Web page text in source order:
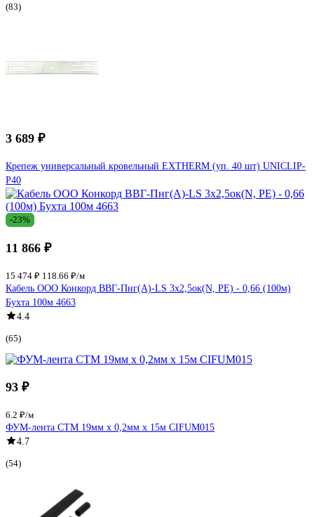
(83)
3 689 ₽
Крепеж универсальный кровельный EXTHERM (уп. 40 шт) UNICLIP-
P40
-23%
11 866 ₽
15 474 ₽ 118.66 ₽/м
Кабель ООО Конкорд ВВГ-Пнг(А)-LS 3x2,5ок(N, PE) - 0,66 (100м)
Бухта 100м 4663
4.4
(65)
93 ₽
6.2 ₽/м
ФУМ-лента СТМ 19мм х 0,2мм х 15м CIFUM015
4.7
(54)